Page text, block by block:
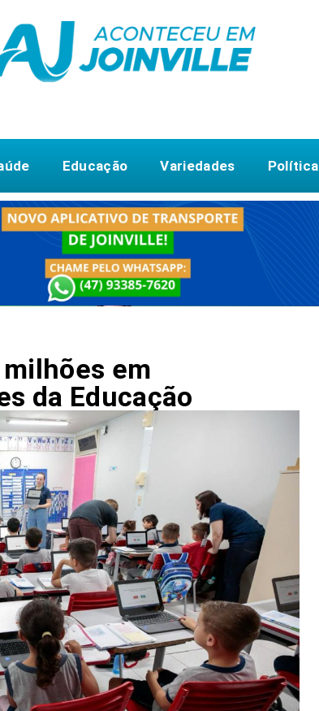
Educação Variedades Política
em
da Educação